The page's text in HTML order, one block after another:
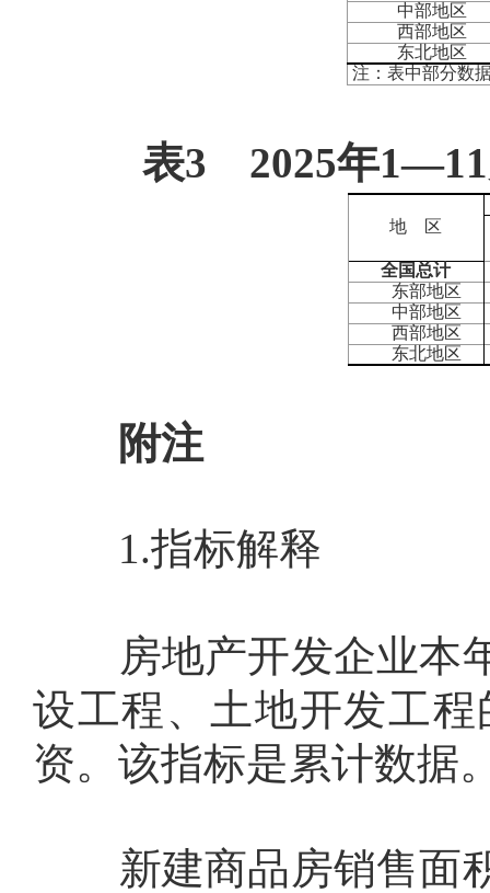
中部地区
西部地区
东北地区
注：表中部分数
表3 2025年1—11
地 区
全国总计
东部地区
中部地区
西部地区
东北地区
附注
1.指标解释
房地产开发企业本年
设工程、土地开发工
资。该指标是累计数据
新建商品房销售面积